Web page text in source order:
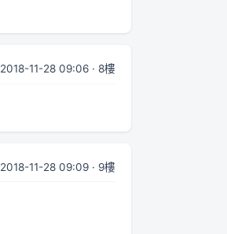
2018-11-28 09:06 · 8樓
2018-11-28 09:09 · 9樓